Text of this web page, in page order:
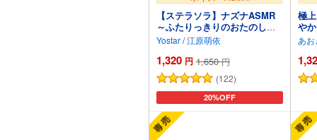
【ステラソラ】ナズナASMR
～ふたりっきりのおたのしみ
～
Yostar/江原萌依
1,320 円 1,650 円
(122)
20%OFF
カートに追加
極
や
ト
あ